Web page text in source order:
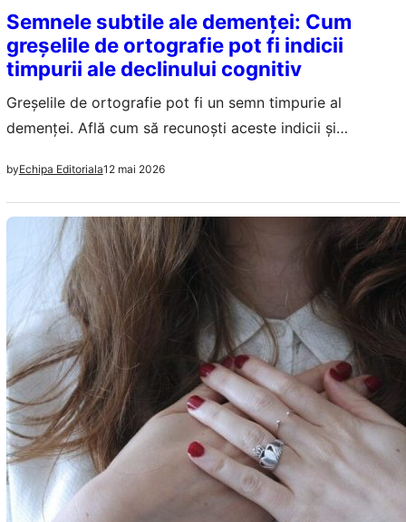
Semnele subtile ale demenței: Cum
greșelile de ortografie pot fi indicii
timpurii ale declinului cognitiv
Greșelile de ortografie pot fi un semn timpurie al
demenței. Află cum să recunoști aceste indicii și
byEchipa Editoriala12 mai 2026